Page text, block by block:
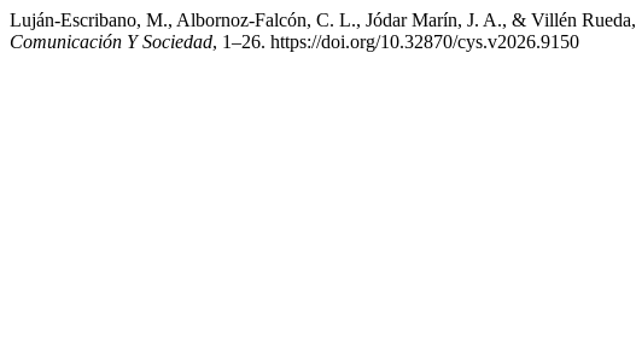
Luján-Escribano, M., Albornoz-Falcón, C. L., Jódar Marín, J. A., & Villén
Comunicación Y Sociedad, 1–26. https://doi.org/10.32870/cys.v2026.9150